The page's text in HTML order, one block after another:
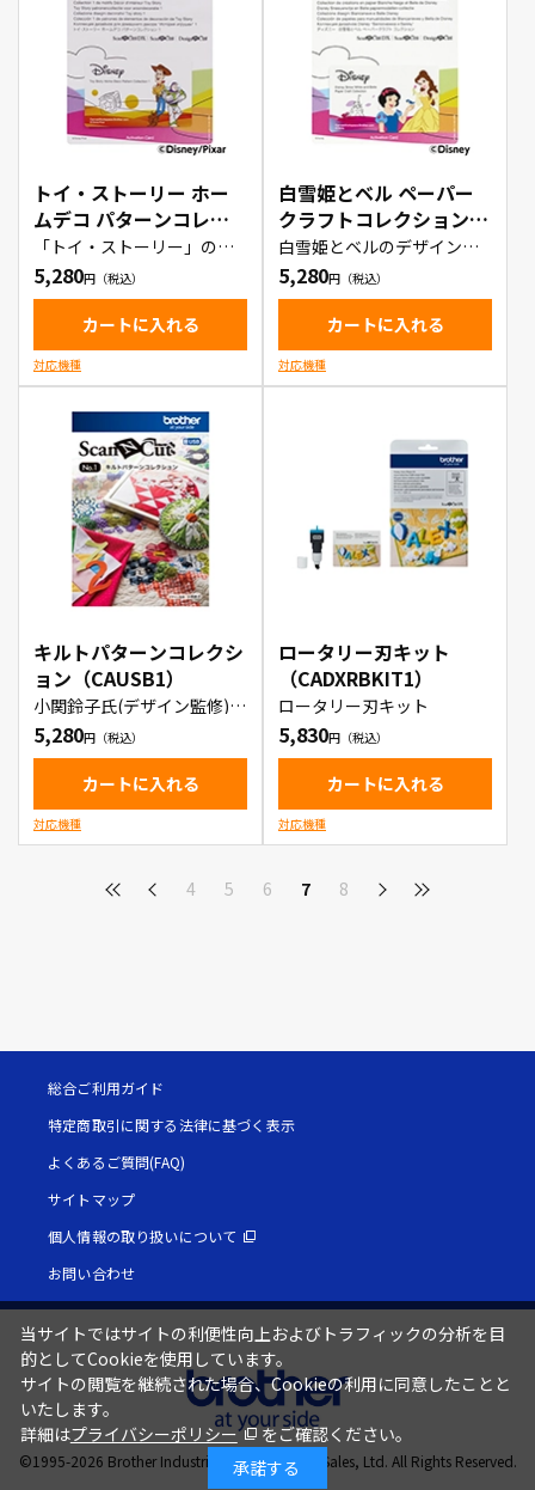
トイ・ストーリー ホー
ムデコ パターンコレク
ション1（CADSNP05）
「トイ・ストーリー」のキ
ャラクターのデザインのカ
ットデータが作成できるデ
ータ集
5,280
カートに入れる
対応機種
白雪姫とベル ペーパー
クラフトコレクション
（CADSNP06）
白雪姫とベルのデザインカ
ットデータが入ったカード
5,280
カートに入れる
対応機種
キルトパターンコレクシ
ョン（CAUSB1）
小関鈴子氏(デザイン監修)に
よるカッティングマシン
「ScanNCut(スキャンカッ
ト)」用のカットパターンを
収録したUSBメモリー
5,280
カートに入れる
対応機種
ロータリー刃キット
（CADXRBKIT1）
ロータリー刃キット
5,830
カートに入れる
対応機種
4 5 6 7 8
総合ご利用ガイド
特定商取引に関する法律に基づく表示
よくあるご質問(FAQ)
サイトマップ
個人情報の取り扱いについて
お問い合わせ
©1995-2026 Brother Industries, Ltd. / Brother Sales, Ltd. All Rights Reserved.
当サイトではサイトの利便性向上およびトラフィックの分析を目
的としてCookieを使用しています。
サイトの閲覧を継続された場合、Cookieの利用に同意したことと
いたします。
詳細はプライバシーポリシー
をご確認ください。
承諾する